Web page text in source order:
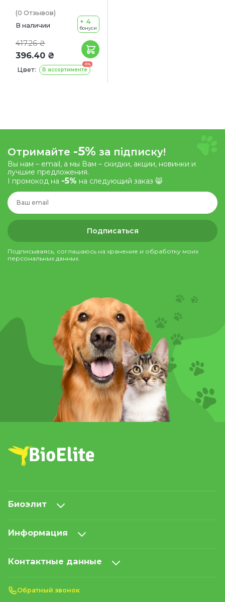
(0 Отзывов)
В наличии
417.26 ₴
396.40 ₴
+ 4
бонуси
Цвет:
-5%
В ассортименте
Отримайте -5% за підписку!
Вы нам – email, а мы Вам – скидки, акции, новинки и
лучшие предложения.
І промокод на -5% на следующий заказ 😸
Подписаться
Подписываясь, соглашаюсь на хранение и обработку моих
персональных данных.
Биоэлит
Информация
Контактные данные
Обратный звонок